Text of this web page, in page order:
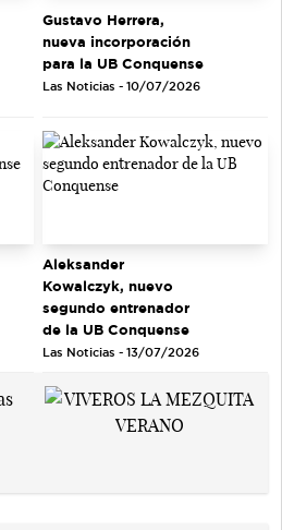
Gustavo Herrera,
nueva incorporación
para la UB Conquense
Las Noticias - 10/07/2026
Aleksander
Kowalczyk, nuevo
segundo entrenador
de la UB Conquense
Las Noticias - 13/07/2026